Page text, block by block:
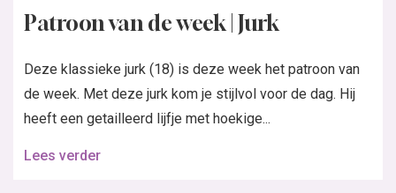
Patroon van de week | Jurk
Deze klassieke jurk (18) is deze week het patroon van
de week. Met deze jurk kom je stijlvol voor de dag. Hij
heeft een getailleerd lijfje met hoekige...
Lees verder